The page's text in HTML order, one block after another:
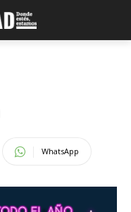
WhatsApp